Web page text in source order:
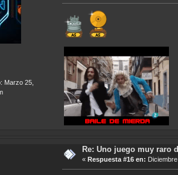
Marzo 25,
Re: Uno juego muy raro
« Respuesta #16 en: